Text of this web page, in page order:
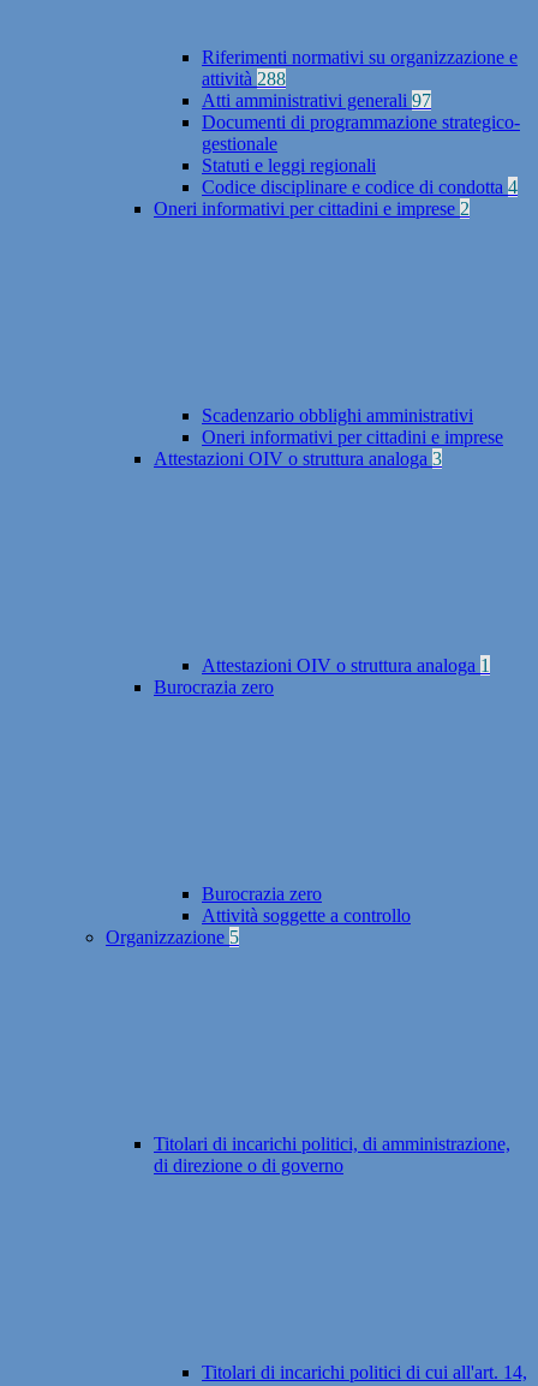
Riferimenti normativi su organizzazione e
attività 288
Atti amministrativi generali 97
Documenti di programmazione strategico-
gestionale
Statuti e leggi regionali
Codice disciplinare e codice di condotta 4
Oneri informativi per cittadini e imprese 2
Scadenzario obblighi amministrativi
Oneri informativi per cittadini e imprese
Attestazioni OIV o struttura analoga 3
Attestazioni OIV o struttura analoga 1
Burocrazia zero
Burocrazia zero
Attività soggette a controllo
Organizzazione 5
Titolari di incarichi politici, di amministrazione,
di direzione o di governo
Titolari di incarichi politici di cui all'art. 14,